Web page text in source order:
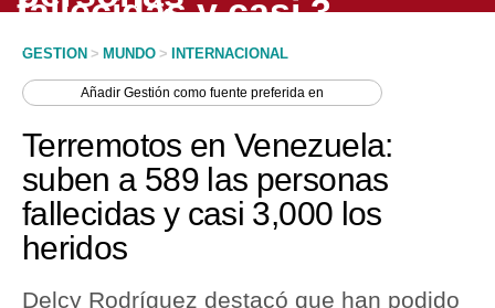
Economía
Mercados
Perú
Política
GESTION > MUNDO > INTERNACIONAL
AñadirGestión como fuente preferida en
Terremotos en Venezuela:
suben a 589 las personas
fallecidas y casi 3,000 los
heridos
Delcy Rodríguez destacó que han podido